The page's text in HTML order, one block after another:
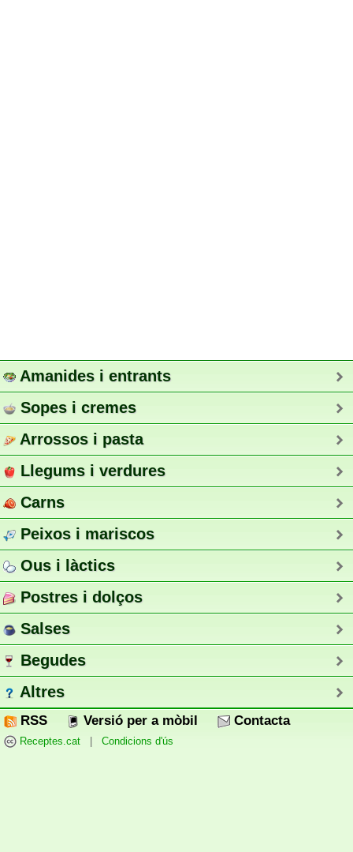
Amanides i entrants
Sopes i cremes
Arrossos i pasta
Llegums i verdures
Carns
Peixos i mariscos
Ous i làctics
Postres i dolços
Salses
Begudes
Altres
RSS Versió per a mòbil Contacta
Receptes.cat Condicions d'ús